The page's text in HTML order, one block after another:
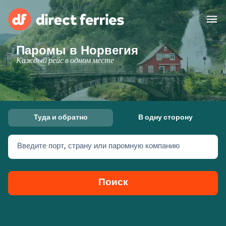
Операторы
Страны
Предлагает
Паромные билеты
Паромы в Норвегия
Каждый рейс в одном месте
Туда и обратно В одну сторону
Введите порт, страну или паромную компанию
Поиск